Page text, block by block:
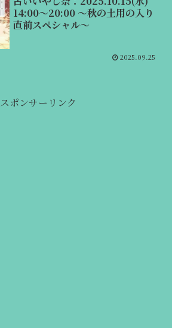
14:00～20:00 ～秋の土用の入り
直前スペシャル～
2025.09.25
スポンサーリンク